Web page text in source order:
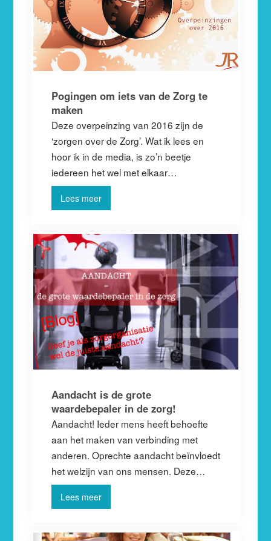
Pogingen om iets van de Zorg te
maken
Deze overpeinzing van 2016 zijn de
‘zorgen over de Zorg’. Wat ik lees en
hoor ik in de media, is zo’n beetje
iedereen het wel met elkaar…
Lees meer
Aandacht is de grote
waardebepaler in de zorg!
Aandacht! Ieder mens heeft behoefte
aan het maken van verbinding met
anderen. Oprechte aandacht beïnvloedt
het welzijn van ons mensen. Deze…
Lees meer